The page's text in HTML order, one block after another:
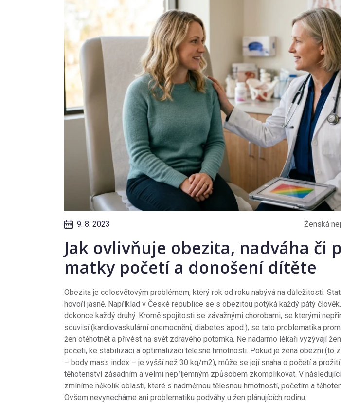
9. 8. 2023 Ženská
Jak ovlivňuje obezita, nadváha či
matky početí a donošení dítěte
Obezita je celosvětovým problémem, který rok od roku nabývá na důležitosti.
hovoří jasně. Například v České republice se s obezitou potýká každý pátý
dokonce každý druhý. Kromě spojitosti se závažnými chorobami, se kterými
souvisí (kardiovaskulární onemocnění, diabetes apod.), se tato problematika
žen otěhotnět a přivést na svět zdravého potomka. Ne nadarmo lékaři vyzývají
početí, ke stabilizaci a optimalizaci tělesné hmotnosti. Pokud je žena obézní (to
– body mass index – je vyšší než 30 kg/m2), může se její snaha o početí a
těhotenství zásadním a velmi nepříjemným způsobem zkomplikovat. V
zmíníme několik oblastí, které s nadměrnou tělesnou hmotností, početím a
Ovšem nevynecháme ani problematiku podváhy u žen plánujících rodinu.